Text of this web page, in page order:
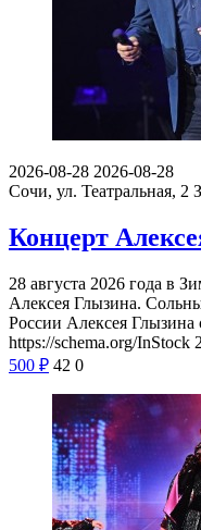
2026-08-28 2026-08-28
Сочи, ул. Театральная, 2
Концерт
28 августа 2026 года в
Алексея Глызина.
России Алексея
https://schema.org/InStock
500 ₽ 42 0